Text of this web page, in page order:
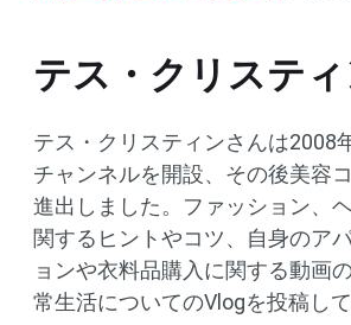
テス・クリステ
テス・クリスティンさんは2008
チャンネルを開設、その後美容
進出しました。ファッション、
関するヒントやコツ、自身のア
ョンや衣料品購入に関する動画
常生活についてのVlogを投稿して